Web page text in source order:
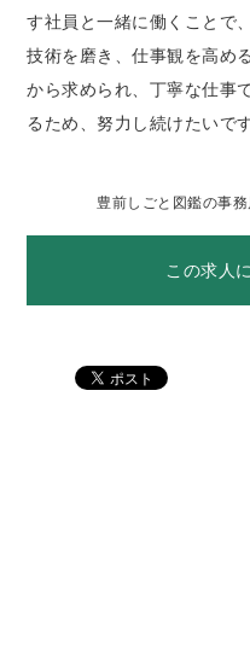
す社員と一緒に働くことで
技術を磨き、仕事観を高め
から求められ、丁寧な仕事
るため、努力し続けたいです
豊前しごと図鑑の事
この求人